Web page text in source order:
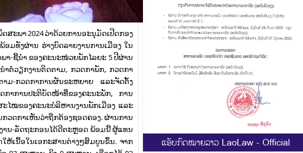
ສະພາ 2024 ວ່າດ້ວຍການອະນຸມັດເປີດກອງ
ມທັງຜ່ານ ຮ່າງບົດລາຍງານການເມືອງ ໃນ
າ-ຊີ້ນໍາ ຂອງຄະນະໜ່ວຍພັກໄລຍະ 5 ປີຜ່ານ
ຕໍ່ວຽກງານຕິດຕາມ, ກວດກາພັກ, ກວດກາ
າມ-ກວດກາການຜັນຂະຫຍາຍ ແລະຈັດຕັ້ງ
າການປະຕິບັດໜ້າທີ່ຂອງຄະນະພັກ, ການ
ໄໝຂອງຄະນະບໍລິຫານງານພັກເມືອງ ແລະ
ວດກາເຫັນວ່າຖືກຕ້ອງຊອດຄອງ. ຜ່ານການ
ານ-ລັດຖະກອນໄດ້ດີຕະຫຼອດ ພ້ອມນີ້ ຜູ້ແທນ
ຫ້ເນື້ອໃນເອກະສານຕ່າງໆສົມບູນຂຶ້ນ. ຈາກ
ແອັບກົດໝາຍລາວ LaoLaw - Official